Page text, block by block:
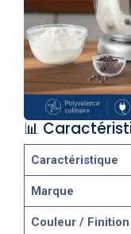
📊
Caractéristique
Marque
Couleur / Finition